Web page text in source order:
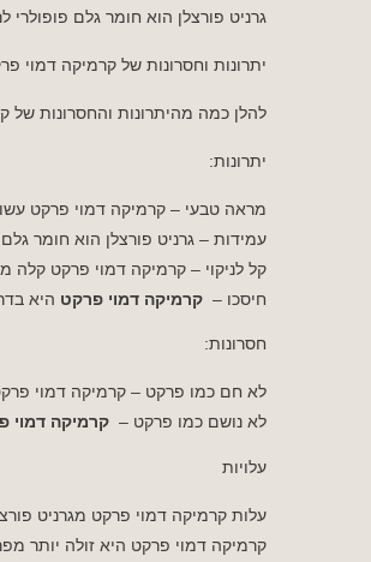
גרניט פורצלן הוא חומר גלם פופולרי
יתרונות וחסרונות של קרמיקה דמוי
להלן כמה מהיתרונות והחסרונות של
יתרונות:
מראה טבעי – קרמיקה דמוי פרקט
עמידות – גרניט פורצלן הוא חומר
קל לניקוי – קרמיקה דמוי פרקט קלה
חיסכו – קרמיקה דמוי פרקט היא
חסרונות:
לא חם כמו פרקט – קרמיקה דמוי
לא נושם כמו פרקט – קרמיקה דמוי
עלויות
עלות קרמיקה דמוי פרקט מגרניט
קרמיקה דמוי פרקט היא זולה יותר